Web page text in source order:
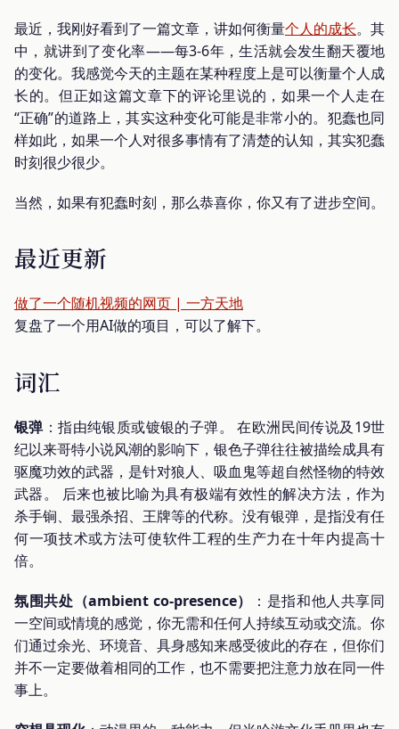
最近，我刚好看到了一篇文章，讲如何衡量个人的成长。其
中，就讲到了变化率——每3-6年，生活就会发生翻天覆地
的变化。我感觉今天的主题在某种程度上是可以衡量个人成
长的。但正如这篇文章下的评论里说的，如果一个人走在
“正确”的道路上，其实这种变化可能是非常小的。犯蠢也同
样如此，如果一个人对很多事情有了清楚的认知，其实犯蠢
时刻很少很少。
当然，如果有犯蠢时刻，那么恭喜你，你又有了进步空间。
最近更新
做了一个随机视频的网页 | 一方天地
复盘了一个用AI做的项目，可以了解下。
词汇
银弹：指由纯银质或镀银的子弹。 在欧洲民间传说及19世
纪以来哥特小说风潮的影响下，银色子弹往往被描绘成具有
驱魔功效的武器，是针对狼人、吸血鬼等超自然怪物的特效
武器。 后来也被比喻为具有极端有效性的解决方法，作为
杀手锏、最强杀招、王牌等的代称。没有银弹，是指没有任
何一项技术或方法可使软件工程的生产力在十年内提高十
倍。
氛围共处（ambient co-presence）
：是指和他人共享同
一空间或情境的感觉，你无需和任何人持续互动或交流。你
们通过余光、环境音、具身感知来感受彼此的存在，但你们
并不一定要做着相同的工作，也不需要把注意力放在同一件
事上。